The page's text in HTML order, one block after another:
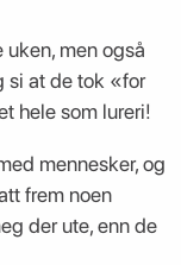
men også
si at de tok «for
hele som lureri!
mennesker, og
frem noen
der ute, enn de